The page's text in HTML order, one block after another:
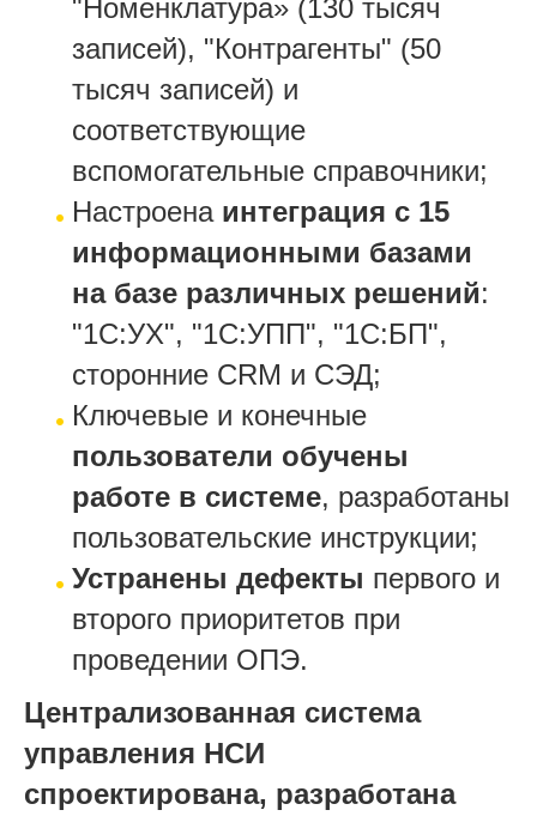
"Номенклатура» (130 тысяч
записей), "Контрагенты" (50
тысяч записей) и
соответствующие
вспомогательные справочники;
Настроена интеграция с 15
информационными базами
на базе различных решений:
"1С:УХ", "1С:УПП", "1С:БП",
сторонние CRM и СЭД;
Ключевые и конечные
пользователи обучены
работе в системе, разработаны
пользовательские инструкции;
Устранены дефекты первого и
второго приоритетов при
проведении ОПЭ.
Централизованная система
управления НСИ
спроектирована, разработана